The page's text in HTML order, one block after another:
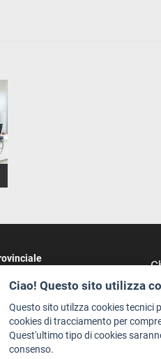
(IT)
della stampa
al n. 100
Ciao! Questo sito utilizza
Questo sito utilzza cookies tecnici
cookies di tracciamento per
Quest'ultimo tipo di cookies
consenso.